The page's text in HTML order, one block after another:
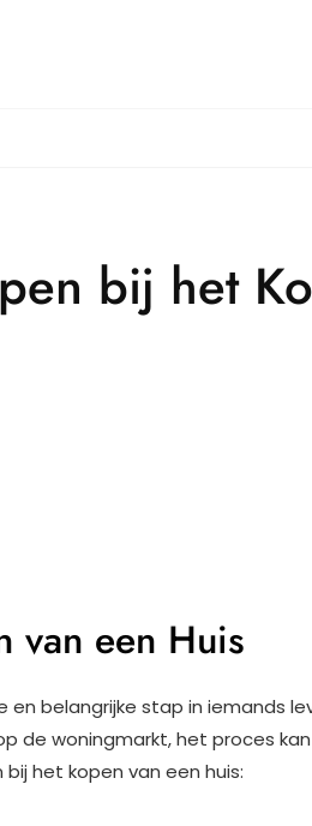
bij het
van een Huis
belangrijke stap in iemands
de woningmarkt, het proces kan
het kopen van een huis: